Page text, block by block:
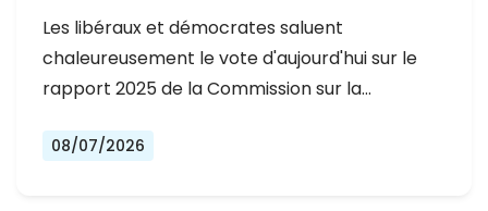
EXCEPTIONNELS SUR LA VOIE DE
L'ADHÉSION À L'UE
Les libéraux et démocrates saluent
chaleureusement le vote d'aujourd'hui sur le
rapport 2025 de la Commission sur la…
08/07/2026